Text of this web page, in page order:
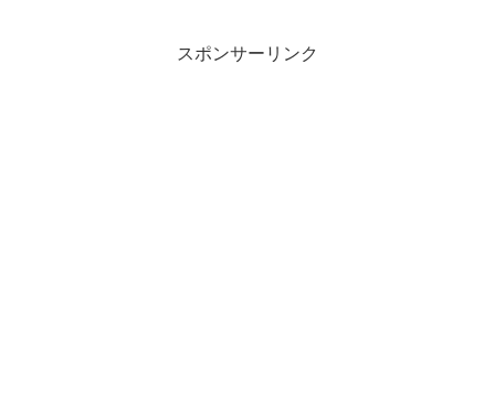
スポンサーリンク